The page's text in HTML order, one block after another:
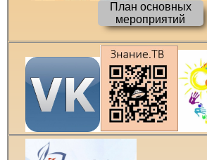
План основных
мероприятий